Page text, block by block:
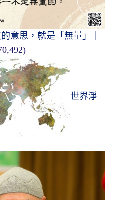
意思，就是「無量」｜
世界淨